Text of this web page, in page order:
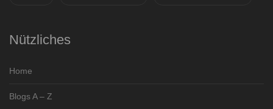
Nützliches
Home
Blogs A – Z